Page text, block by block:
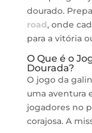
dourado.
road, onde
para a vitória
O Que é o
Dourada?
O jogo da
uma aventura
jogadores no
corajosa. A